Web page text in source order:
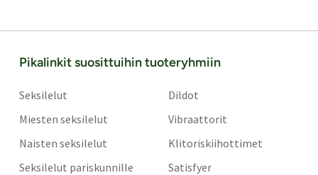
Pikalinkit suosittuihin tuoteryhmiin
Seksilelut
Miesten seksilelut
Naisten seksilelut
Seksilelut pariskunnille
Dildot
Vibraattorit
Klitoriskiihottimet
Satisfyer